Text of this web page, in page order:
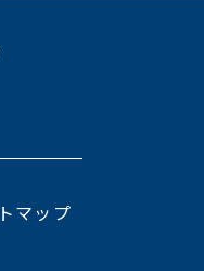
マップ